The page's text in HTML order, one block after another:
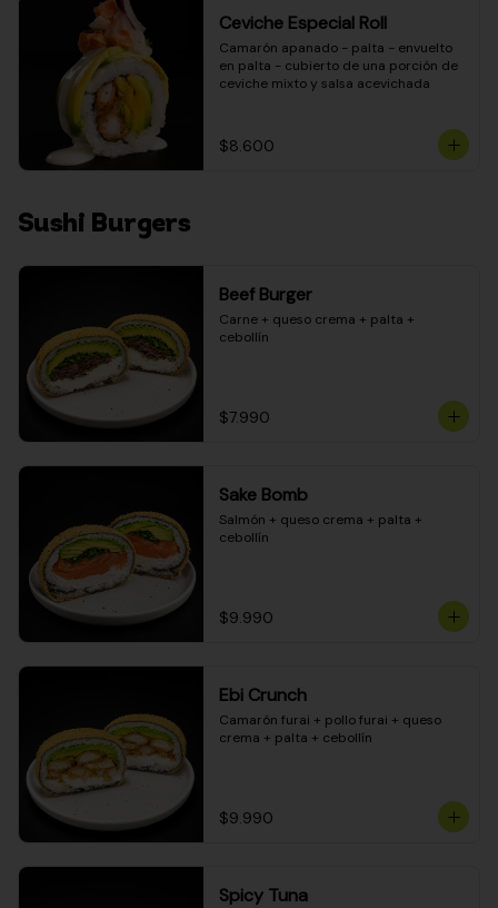
Ceviche Especial Roll
Camarón apanado - palta - envuelto
en palta - cubierto de una porción de
ceviche mixto y salsa acevichada
$8.600
Sushi Burgers
Beef Burger
Carne + queso crema + palta +
cebollín
$7.990
Sake Bomb
Salmón + queso crema + palta +
cebollín
$9.990
Ebi Crunch
Camarón furai + pollo furai + queso
crema + palta + cebollín
$9.990
Spicy Tuna